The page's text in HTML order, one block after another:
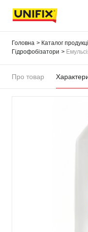
Головна Каталог
Гідрофобізатори
Про товар